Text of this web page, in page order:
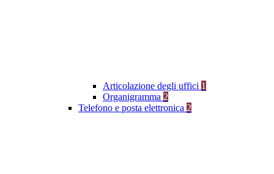
Articolazione degli uffici 1
Organigramma 2
Telefono e posta elettronica 2